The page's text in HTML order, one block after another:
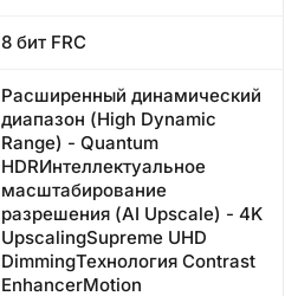
8 бит FRC
Расширенный динамический
диапазон (High Dynamic
Range) - Quantum
HDRИнтеллектуальное
масштабирование
разрешения (AI Upscale) - 4K
UpscalingSupreme UHD
DimmingТехнология Contrast
EnhancerMotion